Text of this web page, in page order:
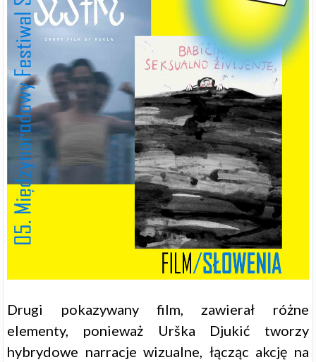
Drugi pokazywany film, zawierał różne
elementy, ponieważ Urška Djukić tworzy
hybrydowe narracje wizualne, łącząc akcję na